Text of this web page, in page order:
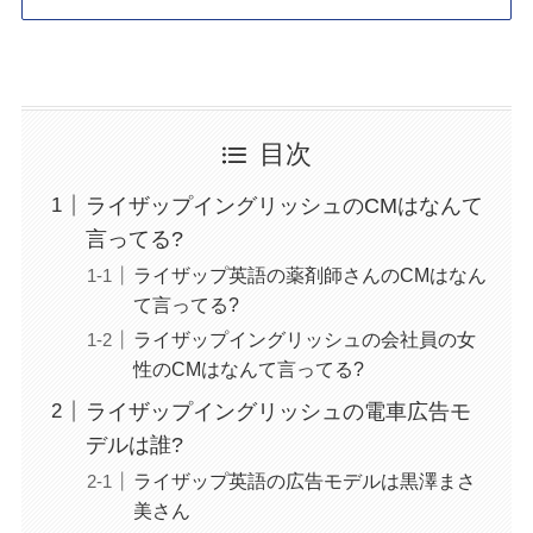
目次
ライザップイングリッシュのCMはなんて
言ってる?
ライザップ英語の薬剤師さんのCMはなん
て言ってる?
ライザップイングリッシュの会社員の女
性のCMはなんて言ってる?
ライザップイングリッシュの電車広告モ
デルは誰?
ライザップ英語の広告モデルは黒澤まさ
美さん